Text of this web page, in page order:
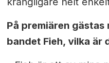
På premiären gästas
bandet Fieh, vilka är